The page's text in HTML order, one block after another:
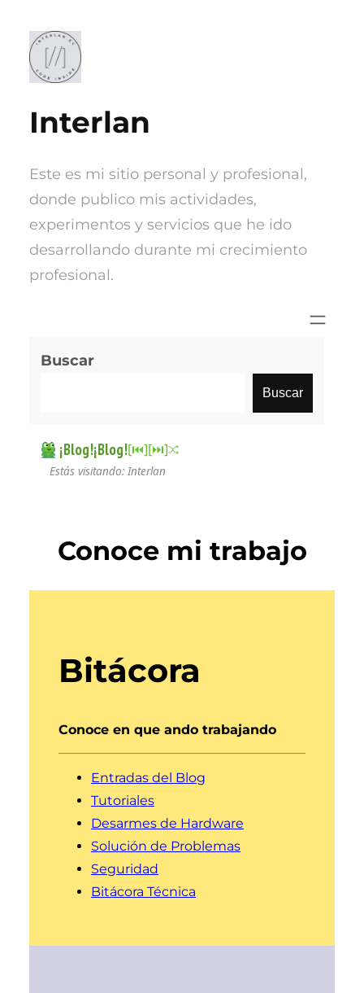
contenido
Interlan
Este es mi sitio personal y profesional,
donde publico mis actividades,
experimentos y servicios que he ido
desarrollando durante mi crecimiento
profesional.
Buscar
Buscar
¡Blog!¡Blog![⏮︎][⏭︎]
Estás visitando: Interlan
Conoce mi trabajo
Bitácora
Conoce en que ando trabajando
Entradas del Blog
Tutoriales
Desarmes de Hardware
Solución de Problemas
Seguridad
Bitácora Técnica